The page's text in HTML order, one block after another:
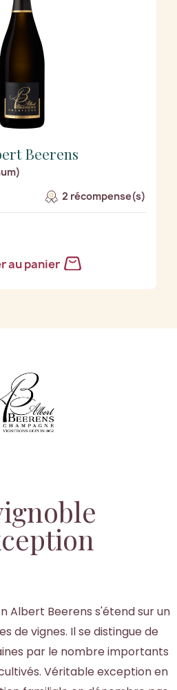
Beerens
2 récompense(s)
au panier
Albert Beerens s'étend sur un
de vignes. Il se distingue de
par le nombre importants
Véritable exception en